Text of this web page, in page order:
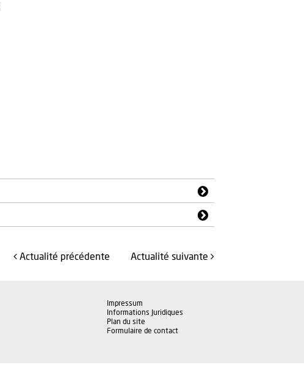
Actualité précédente Actualité suivante
Impressum
Informations Juridiques
Plan du site
Formulaire de contact